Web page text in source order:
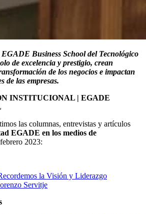
EGADE Business School del Tecnológico
de excelencia y prestigio, crean
de los negocios e impactan
de las empresas.
INSTITUCIONAL | EGADE
las columnas, entrevistas y artículos
EGADE en los medios de
2023:
la Visión y Liderazgo
Servitje